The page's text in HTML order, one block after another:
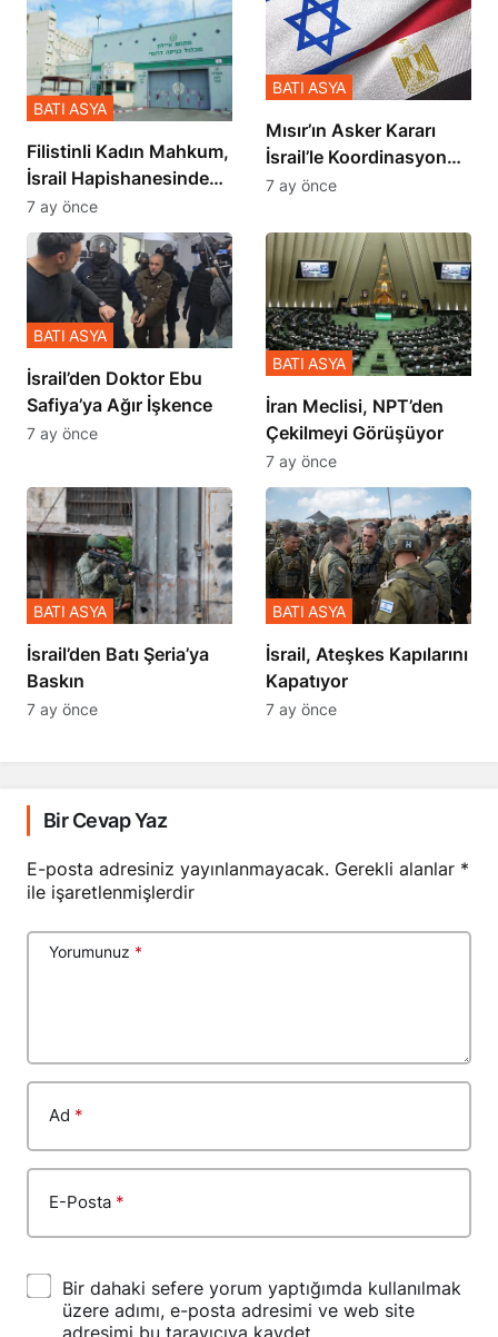
Filistinli Kadın Mahkum,
İsrail Hapishanesindeki
Zulmü Anlattı
BATI ASYA
7 ay önce
Mısır’ın Asker Kararı
İsrail’le Koordinasyon
İçinde Gerçekleşmiş
BATI ASYA
7 ay önce
İsrail’den Doktor Ebu
Safiya’ya Ağır İşkence
BATI ASYA
7 ay önce
İran Meclisi, NPT’den
Çekilmeyi Görüşüyor
BATI ASYA
7 ay önce
​​​​​​​İsrail’den Batı Şeria’ya
Baskın
BATI ASYA
7 ay önce
İsrail, Ateşkes Kapılarını
Kapatıyor
BATI ASYA
7 ay önce
Bir Cevap Yaz
E-posta adresiniz yayınlanmayacak. Gerekli alanlar *
ile işaretlenmişlerdir
Yorumunuz *
Ad *
E-Posta *
Bir dahaki sefere yorum yaptığımda kullanılmak
üzere adımı, e-posta adresimi ve web site
adresimi bu tarayıcıya kaydet.